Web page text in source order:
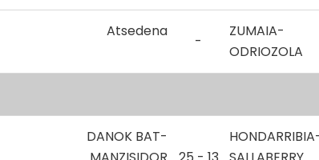
Atsedena
-
ZUMAIA-
ODRIOZOLA
DANOK BAT-